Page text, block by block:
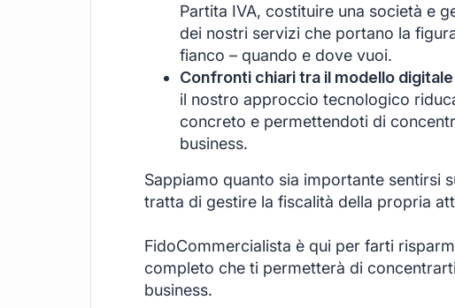
Partita IVA, costituire una società e
dei nostri servizi che portano la
fianco – quando e dove vuoi.
Confronti chiari tra il modello
il nostro approccio tecnologico
concreto e permettendoti di
business.
Sappiamo quanto sia importante sentirsi
tratta di gestire la fiscalità della propria
FidoCommercialista è qui per farti
completo che ti permetterà di
business.